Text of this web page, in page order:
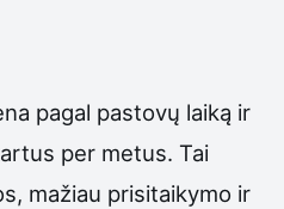
pagal pastovų laiką ir
per metus. Tai
mažiau prisitaikymo ir